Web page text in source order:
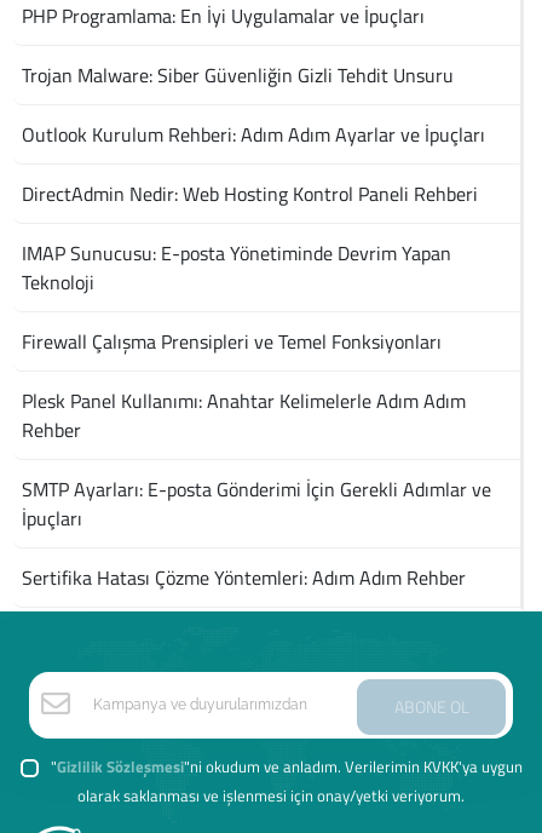
PHP Programlama: En İyi Uygulamalar ve İpuçları
Trojan Malware: Siber Güvenliğin Gizli Tehdit Unsuru
Outlook Kurulum Rehberi: Adım Adım Ayarlar ve İpuçları
DirectAdmin Nedir: Web Hosting Kontrol Paneli Rehberi
IMAP Sunucusu: E-posta Yönetiminde Devrim Yapan
Teknoloji
Firewall Çalışma Prensipleri ve Temel Fonksiyonları
Plesk Panel Kullanımı: Anahtar Kelimelerle Adım Adım
Rehber
SMTP Ayarları: E-posta Gönderimi İçin Gerekli Adımlar ve
İpuçları
Sertifika Hatası Çözme Yöntemleri: Adım Adım Rehber
ABONE OL
"Gizlilik Sözleşmesi"ni okudum ve anladım. Verilerimin KVKK'ya uygun
olarak saklanması ve işlenmesi için onay/yetki veriyorum.